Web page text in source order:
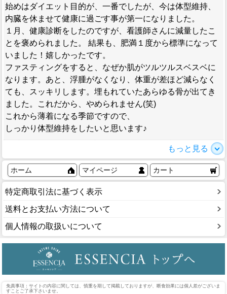
始めはダイエット目的が、一番でしたが、今は体型維持、
内臓を休ませて健康に過ごす事が第一になりました。
１月、健康診断をしたのですが、看護師さんに減量したこ
とを褒められました。 結果も、肥満１度から標準になって
いました！嬉しかったです。
ファスティングをすると、なぜか肌がツルツルスベスベに
なります。あと、浮腫がなくなり、体重が差ほど減らなく
ても、スッキリします。埋もれていたあらゆる骨が出てき
ました。これだから、やめられません(笑)
これから薄着になる季節ですので、
しっかり体型維持をしたいと思います♪
もっと見る
ホーム マイページ カート
特定商取引法に基づく表示
送料とお支払い方法について
個人情報の取扱いについて
免責事項：サイトの内容に関しては、慎重を期して掲載しておりますが、断食効果には個人差がございま
すことご了承下さいませ。